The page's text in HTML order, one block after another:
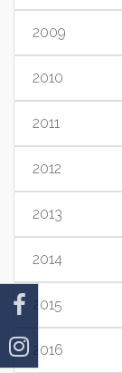
2009
2010
2011
2012
2013
2014
2015
2016